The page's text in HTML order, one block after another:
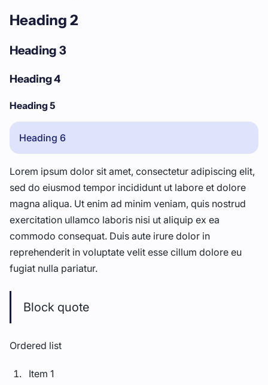
Heading 2
Heading 3
Heading 4
Heading 5
Heading 6
Lorem ipsum dolor sit amet, consectetur adipiscing elit,
sed do eiusmod tempor incididunt ut labore et dolore
magna aliqua. Ut enim ad minim veniam, quis nostrud
exercitation ullamco laboris nisi ut aliquip ex ea
commodo consequat. Duis aute irure dolor in
reprehenderit in voluptate velit esse cillum dolore eu
fugiat nulla pariatur.
Block quote
Ordered list
Item 1